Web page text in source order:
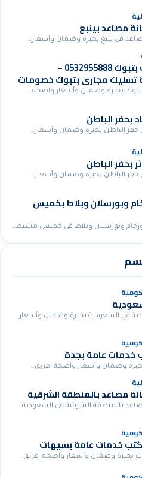
مصاعد بينبع
في ينبع بخبرة وضمان وأسعار…
شركة شفط بيارات بتبوك 0532955888 –
شركة تسليك مجاري بتبوك خصومات
بخبرة وضمان وأسعار واضحة.…
الباطن
الباطن بخبرة وضمان وأسعار…
بحفر الباطن
الباطن بخبرة وضمان وأسعار…
وبورسلان وبلاط بخميس
وبورسلان وبلاط في خميس مشيط…
في السعودية بخبرة وضمان وأسعار
عامة بجدة
وضمان وأسعار واضحة. فريق…
مصاعد بالمنطقة الشرقية
بالمنطقة الشرقية في السعودية
خدمات عامة بسيهات
وضمان وأسعار واضحة. فريق…